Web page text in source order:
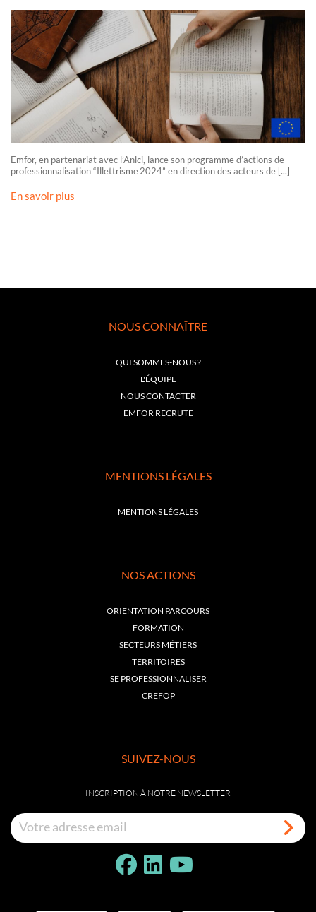
Emfor, en partenariat avec l’Anlci, lance son programme d’actions de
professionnalisation “Illettrisme 2024” en direction des acteurs de [...]
En savoir plus
NOUS CONNAÎTRE
QUI SOMMES-NOUS ?
L'ÉQUIPE
NOUS CONTACTER
EMFOR RECRUTE
MENTIONS LÉGALES
MENTIONS LÉGALES
NOS ACTIONS
ORIENTATION PARCOURS
FORMATION
SECTEURS MÉTIERS
TERRITOIRES
SE PROFESSIONNALISER
CREFOP
SUIVEZ-NOUS
INSCRIPTION À NOTRE NEWSLETTER